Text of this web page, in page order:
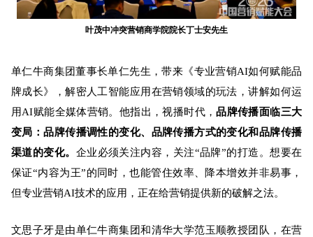
叶茂中冲突营销商学院院长丁士安先生
单仁牛商集团董事长单仁先生，带来《专业营销AI如何赋能品
牌成长》，解密人工智能应用在营销领域的玩法，讲解如何运
用AI赋能全媒体营销。他指出，视播时代，品牌传播面临三大
变局：品牌传播调性的变化、品牌传播方式的变化和品牌传播
渠道的变化。 企业必须关注内容，关注“品牌”的打造。想要在
保证“内容为王”的同时，也能管住效率、降本增效并非易事，
但专业营销AI技术的应用，正在给营销提供新的破解之法。
文思子牙是由单仁牛商集团和清华大学范玉顺教授团队，在营